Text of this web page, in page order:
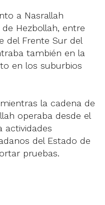
a Nasrallah
Hezbollah, entre
del Frente Sur del
también en la
en los suburbios
la cadena de
operaba desde el
actividades
del Estado de
pruebas.